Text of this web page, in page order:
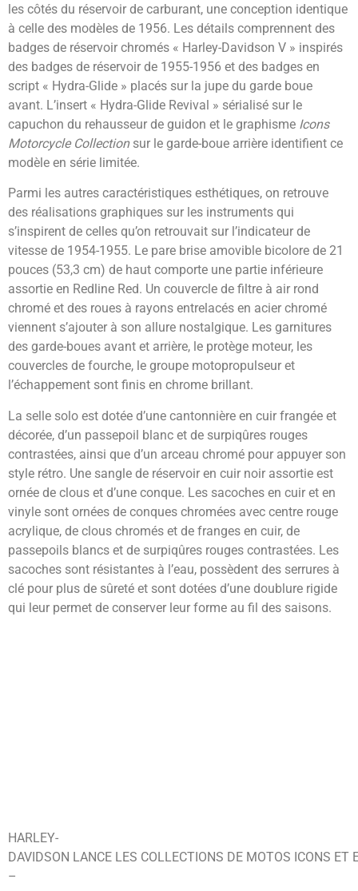
les côtés du réservoir de carburant, une conception identique
à celle des modèles de 1956. Les détails comprennent des
badges de réservoir chromés « Harley-Davidson V » inspirés
des badges de réservoir de 1955-1956 et des badges en
script « Hydra-Glide » placés sur la jupe du garde boue
avant. L’insert « Hydra-Glide Revival » sérialisé sur le
capuchon du rehausseur de guidon et le graphisme Icons
Motorcycle Collectionsur le garde-boue arrière identifient ce
modèle en série limitée.
Parmi les autres caractéristiques esthétiques, on retrouve
des réalisations graphiques sur les instruments qui
s’inspirent de celles qu’on retrouvait sur l’indicateur de
vitesse de 1954-1955. Le pare brise amovible bicolore de 21
pouces (53,3 cm) de haut comporte une partie inférieure
assortie en Redline Red. Un couvercle de filtre à air rond
chromé et des roues à rayons entrelacés en acier chromé
viennent s’ajouter à son allure nostalgique. Les garnitures
des garde-boues avant et arrière, le protège moteur, les
couvercles de fourche, le groupe motopropulseur et
l’échappement sont finis en chrome brillant.
La selle solo est dotée d’une cantonnière en cuir frangée et
décorée, d’un passepoil blanc et de surpiqûres rouges
contrastées, ainsi que d’un arceau chromé pour appuyer son
style rétro. Une sangle de réservoir en cuir noir assortie est
ornée de clous et d’une conque. Les sacoches en cuir et en
vinyle sont ornées de conques chromées avec centre rouge
acrylique, de clous chromés et de franges en cuir, de
passepoils blancs et de surpiqûres rouges contrastées. Les
sacoches sont résistantes à l’eau, possèdent des serrures à
clé pour plus de sûreté et sont dotées d’une doublure rigide
qui leur permet de conserver leur forme au fil des saisons.
HARLEY-
DAVIDSON LANCE LES COLLECTIONS DE MOTOS ICONS ET
–